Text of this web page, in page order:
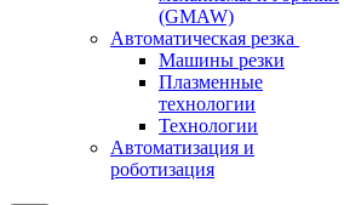
(GMAW)
Автоматическая резка
Машины резки
Плазменные
технологии
Технологии
Автоматизация и
роботизация